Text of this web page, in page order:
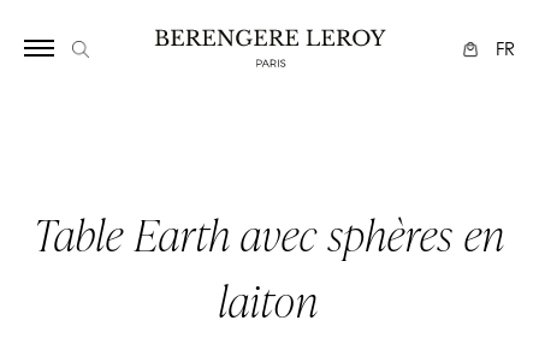
FR
Table Earth avec sphères en
laiton